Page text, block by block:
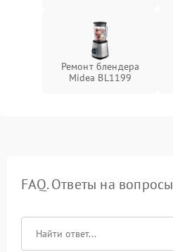
Ремонт блендера
Midea BL1199
FAQ. Ответы на вопросы